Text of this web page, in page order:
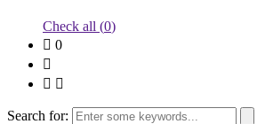
Check all (0)
0
Search for: